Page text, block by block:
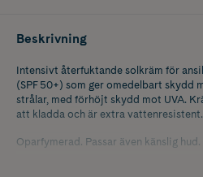
Beskrivning
Intensivt återfuktande solkräm för
(SPF 50+) som ger omedelbart skydd
strålar, med förhöjt skydd mot UVA.
att kladda och är extra vattenresistent.
Oparfymerad. Passar även känslig hud.